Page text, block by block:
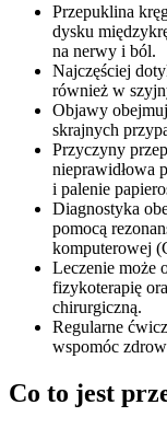
Przepuklina
dysku
na nerwy i ból.
Najczęściej
również w
Objawy
skrajnych
Przyczyny
nieprawidłowa
i palenie
Diagnostyka
pomocą
komputerowej
Leczenie może
fizykoterapię
chirurgiczną.
Regularne
wspomóc
Co to jest